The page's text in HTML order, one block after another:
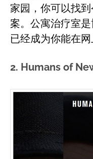
家园，你可以找
案。公寓治疗室
已经成为你能在网
2. Humans of